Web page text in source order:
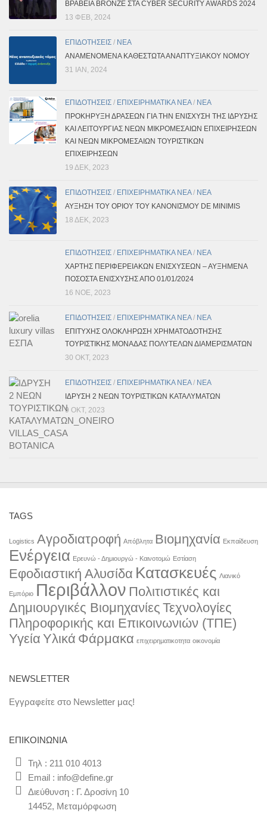
ΒΡΑΒΕΊΑ BRONZE ΣΤΑ CYBER SECURITY AWARDS 2024
13 ΦΕΒ, 2024
ΕΠΙΔΟΤΗΣΕΙΣ / ΝΕΑ
ΑΝΑΜΕΝΟΜΕΝΑ ΚΑΘΕΣΤΩΤΑ ΑΝΑΠΤΥΞΙΑΚΟΥ ΝΟΜΟΥ
31 ΙΑΝ, 2024
ΕΠΙΔΟΤΗΣΕΙΣ / ΕΠΙΧΕΙΡΗΜΑΤΙΚΑ ΝΕΑ/ ΝΕΑ
ΠΡΟΚΗΡΥΞΗ ΔΡΑΣΕΩΝ ΓΙΑ ΤΗΝ ΕΝΙΣΧΥΣΗ ΤΗΣ ΙΔΡΥΣΗΣ
ΚΑΙ ΛΕΙΤΟΥΡΓΙΑΣ ΝΕΩΝ ΜΙΚΡΟΜΕΣΑΙΩΝ ΕΠΙΧΕΙΡΗΣΕΩΝ
ΚΑΙ ΝΕΩΝ ΜΙΚΡΟΜΕΣΑΙΩΝ ΤΟΥΡΙΣΤΙΚΩΝ
ΕΠΙΧΕΙΡΗΣΕΩΝ
19 ΔΕΚ, 2023
ΕΠΙΔΟΤΗΣΕΙΣ / ΕΠΙΧΕΙΡΗΜΑΤΙΚΑ ΝΕΑ/ ΝΕΑ
ΑΥΞΗΣΗ ΤΟΥ ΟΡΙΟΥ ΤΟΥ ΚΑΝΟΝΙΣΜΟΥ DE MINIMIS
18 ΔΕΚ, 2023
ΕΠΙΔΟΤΗΣΕΙΣ / ΕΠΙΧΕΙΡΗΜΑΤΙΚΑ ΝΕΑ/ ΝΕΑ
ΧΑΡΤΗΣ ΠΕΡΙΦΕΡΕΙΑΚΩΝ ΕΝΙΣΧΥΣΕΩΝ – ΑΥΞΗΜΕΝΑ
ΠΟΣΟΣΤΑ ΕΝΙΣΧΥΣΗΣ ΑΠΟ 01/01/2024
16 ΝΟΈ, 2023
ΕΠΙΔΟΤΗΣΕΙΣ / ΕΠΙΧΕΙΡΗΜΑΤΙΚΑ ΝΕΑ/ ΝΕΑ
ΕΠΙΤΥΧΗΣ ΟΛΟΚΛΗΡΩΣΗ ΧΡΗΜΑΤΟΔΟΤΗΣΗΣ
ΤΟΥΡΙΣΤΙΚΗΣ ΜΟΝΑΔΑΣ ΠΟΛΥΤΕΛΩΝ ΔΙΑΜΕΡΙΣΜΑΤΩΝ
30 ΟΚΤ, 2023
ΕΠΙΔΟΤΗΣΕΙΣ / ΕΠΙΧΕΙΡΗΜΑΤΙΚΑ ΝΕΑ/ ΝΕΑ
ΙΔΡΥΣΗ 2 ΝΕΩΝ ΤΟΥΡΙΣΤΙΚΩΝ ΚΑΤΑΛΥΜΑΤΩΝ
9 ΟΚΤ, 2023
TAGS
Logistics Αγροδιατροφή Απόβλητα Βιομηχανία Εκπαίδευση
Ενέργεια Ερευνώ - Δημιουργώ - Καινοτομώ Εστίαση
Εφοδιαστική Αλυσίδα Κατασκευές Λιανικό
Εμπόριο Περιβάλλον Πολιτιστικές και
Δημιουργικές Βιομηχανίες Τεχνολογίες
Πληροφορικής και Επικοινωνιών (ΤΠΕ)
Υγεία Υλικά Φάρμακα επιχειρηματικοτητα οικονομία
NEWSLETTER
Εγγραφείτε στο Newsletter μας!
ΕΠΙΚΟΙΝΩΝΊΑ
Τηλ : 211 010 4013
Email : info@define.gr
Διεύθυνση : Γ. Δροσίνη 10
14452, Μεταμόρφωση